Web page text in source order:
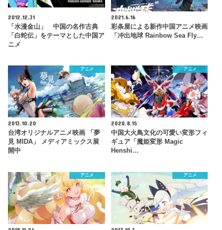
2012.12.31
「水漫金山」 中国の名作古典
「白蛇伝」をテーマとした中国ア
ニメ
2021.6.16
彩条屋による新作中国アニメ映画
「冲出地球 Rainbow Sea Fly…
アニメ
2013.10.20
台湾オリジナルアニメ映画 「夢
見 MIDA」 メディアミックス展
開中
アニメ
2020.8.15
中国大火鳥文化の可愛い変形フィ
ギュア「魔姫変形 Magic
Henshi…
アニメ アニメ